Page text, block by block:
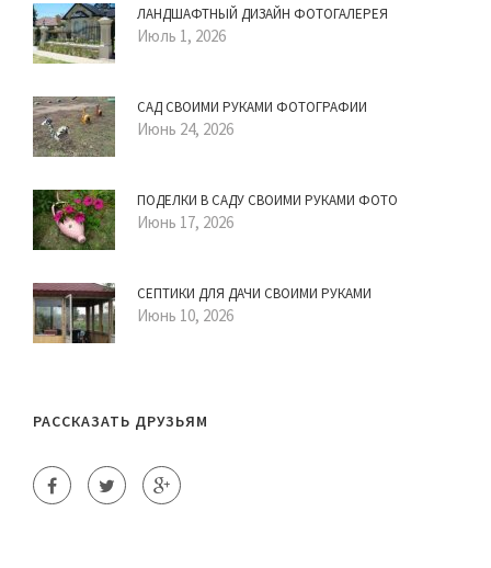
ЛАНДШАФТНЫЙ ДИЗАЙН ФОТОГАЛЕРЕЯ
Июль 1, 2026
САД СВОИМИ РУКАМИ ФОТОГРАФИИ
Июнь 24, 2026
ПОДЕЛКИ В САДУ СВОИМИ РУКАМИ ФОТО
Июнь 17, 2026
СЕПТИКИ ДЛЯ ДАЧИ СВОИМИ РУКАМИ
Июнь 10, 2026
РАССКАЗАТЬ ДРУЗЬЯМ